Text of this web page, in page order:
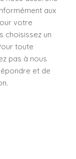
aux
votre
choisissez un
toute
pas à nous
et de